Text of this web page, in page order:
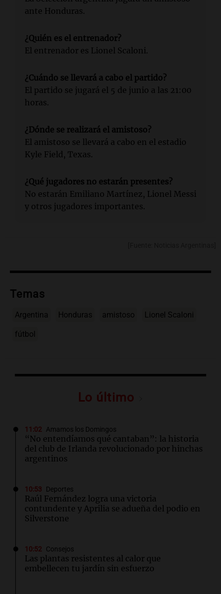
ante Honduras.
¿Quién es el entrenador?
El entrenador es Lionel Scaloni.
¿Cuándo se llevará a cabo el partido?
El partido se jugará el 5 de junio a las 21:00
horas.
¿Dónde se realizará el amistoso?
El amistoso se llevará a cabo en el estadio
Kyle Field, Texas.
¿Qué jugadores no estarán presentes?
No estarán Emiliano Martínez, Lionel Messi
y otros jugadores importantes.
Temas
Argentina Honduras amistoso Lionel Scaloni
fútbol
Lo último
11:02 Amamos los Domingos
“No entendíamos qué cantaban”: la historia
del club de Irlanda revolucionado por hinchas
argentinos
10:53 Deportes
Raúl Fernández logra una victoria
contundente y Aprilia se adueña del podio en
Silverstone
10:52 Consejos
Las plantas resistentes al calor que
embellecen tu jardín sin esfuerzo